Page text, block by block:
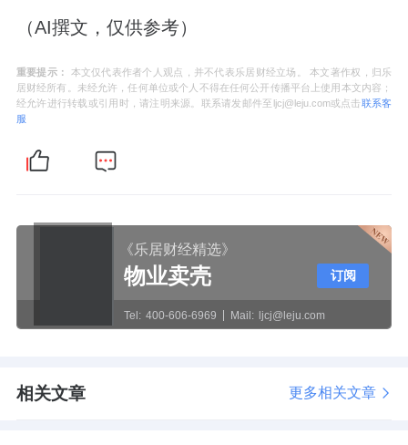
（AI撰文，仅供参考）
重要提示：
本文仅代表作者个人观点，并不代表乐居财经立场。 本文著作权，归乐
居财经所有。未经允许，任何单位或个人不得在任何公开传播平台上使用本文内容；
经允许进行转载或引用时，请注明来源。联系请发邮件至ljcj@leju.com或点击联系客
服
《乐居财经精选》
物业卖壳
Tel: 400-606-6969 Mail: ljcj@leju.com
订阅
相关文章 更多相关文章